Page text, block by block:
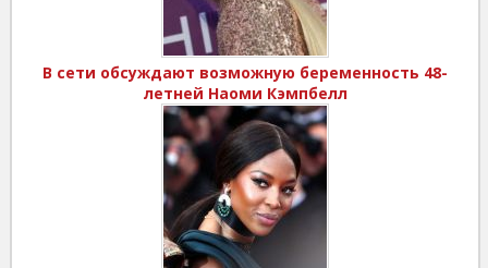
В сети обсуждают возможную беременность 48-
летней Наоми Кэмпбелл